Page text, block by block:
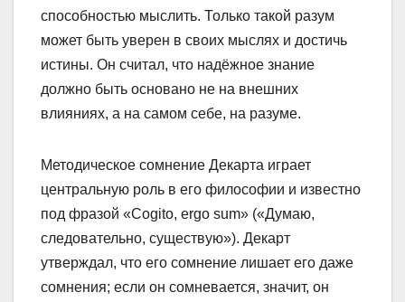
способностью мыслить. Только такой разум
может быть уверен в своих мыслях и достичь
истины. Он считал, что надёжное знание
должно быть основано не на внешних
влияниях, а на самом себе, на разуме.
Методическое сомнение Декарта играет
центральную роль в его философии и известно
под фразой «Cogito, ergo sum» («Думаю,
следовательно, существую»). Декарт
утверждал, что его сомнение лишает его даже
сомнения; если он сомневается, значит, он